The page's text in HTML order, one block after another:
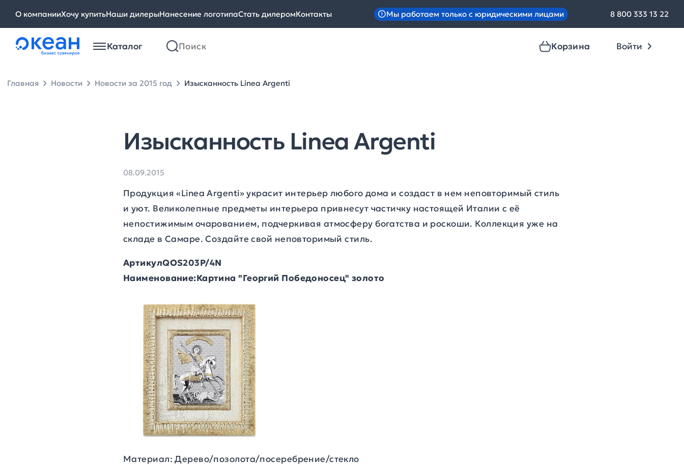
О компанииХочу купитьНаши дилерыНанесение логотипаСтать дилеромКонтакты Мы работаем только с юридическими лицами 8 800 333 13 22
Каталог Корзина Войти
Главная Новости Новости за 2015 год Изысканность Linea Argenti
Изысканность Linea Argenti
08.09.2015
Продукция «Linea Argenti» украсит интерьер любого дома и создаст в нем неповторимый стиль
и уют. Великолепные предметы интерьера привнесут частичку настоящей Италии с её
непостижимым очарованием, подчеркивая атмосферу богатства и роскоши. Коллекция уже на
складе в Самаре. Создайте свой неповторимый стиль.
АртикулQOS203P/4N
Наименование:Картина "Георгий Победоносец" золото
Материал: Дерево/позолота/посеребрение/стекло